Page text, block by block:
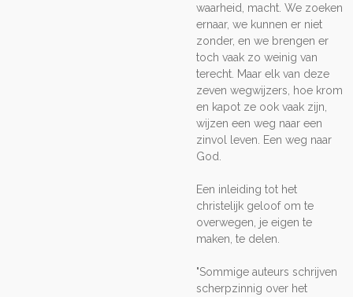
waarheid, macht. We zoeken
ernaar, we kunnen er niet
zonder, en we brengen er
toch vaak zo weinig van
terecht. Maar elk van deze
zeven wegwijzers, hoe krom
en kapot ze ook vaak zijn,
wijzen een weg naar een
zinvol leven. Een weg naar
God.
Een inleiding tot het
christelijk geloof om te
overwegen, je eigen te
maken, te delen.
"Sommige auteurs schrijven
scherpzinnig over het